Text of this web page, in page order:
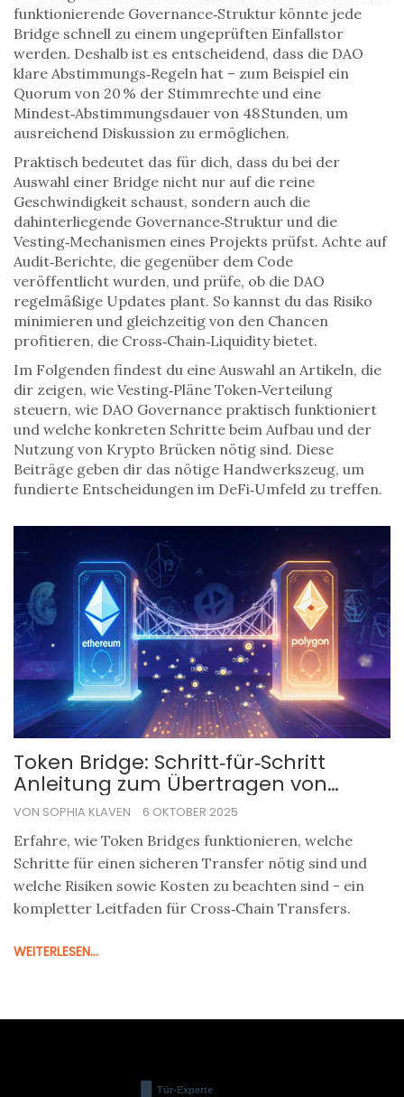
funktionierende Governance‑Struktur könnte jede
Bridge schnell zu einem ungeprüften Einfallstor
werden. Deshalb ist es entscheidend, dass die DAO
klare Abstimmungs‑Regeln hat – zum Beispiel ein
Quorum von 20 % der Stimmrechte und eine
Mindest‑Abstimmungsdauer von 48 Stunden, um
ausreichend Diskussion zu ermöglichen.
Praktisch bedeutet das für dich, dass du bei der
Auswahl einer Bridge nicht nur auf die reine
Geschwindigkeit schaust, sondern auch die
dahinterliegende Governance‑Struktur und die
Vesting‑Mechanismen eines Projekts prüfst. Achte auf
Audit‑Berichte, die gegenüber dem Code
veröffentlicht wurden, und prüfe, ob die DAO
regelmäßige Updates plant. So kannst du das Risiko
minimieren und gleichzeitig von den Chancen
profitieren, die Cross‑Chain‑Liquidity bietet.
Im Folgenden findest du eine Auswahl an Artikeln, die
dir zeigen, wie Vesting‑Pläne Token‑Verteilung
steuern, wie DAO Governance praktisch funktioniert
und welche konkreten Schritte beim Aufbau und der
Nutzung von Krypto Brücken nötig sind. Diese
Beiträge geben dir das nötige Handwerkszeug, um
fundierte Entscheidungen im DeFi‑Umfeld zu treffen.
Token Bridge: Schritt‑für‑Schritt
Anleitung zum Übertragen von
Tokens zwischen Blockchains
VON SOPHIA KLAVEN 6 OKTOBER 2025
Erfahre, wie Token Bridges funktionieren, welche
Schritte für einen sicheren Transfer nötig sind und
welche Risiken sowie Kosten zu beachten sind - ein
kompletter Leitfaden für Cross‑Chain Transfers.
WEITERLESEN...